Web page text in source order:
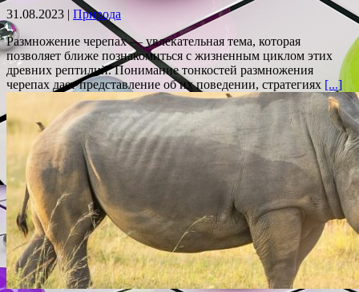
31.08.2023 | Природа
Размножение черепах — увлекательная тема, которая
позволяет ближе познакомиться с жизненным циклом этих
древних рептилий. Понимание тонкостей размножения
черепах дает представление об их поведении, стратегиях [...]